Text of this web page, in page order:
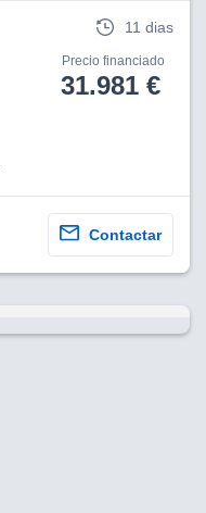
11 dias
Precio financiado
31.981 €
Contactar